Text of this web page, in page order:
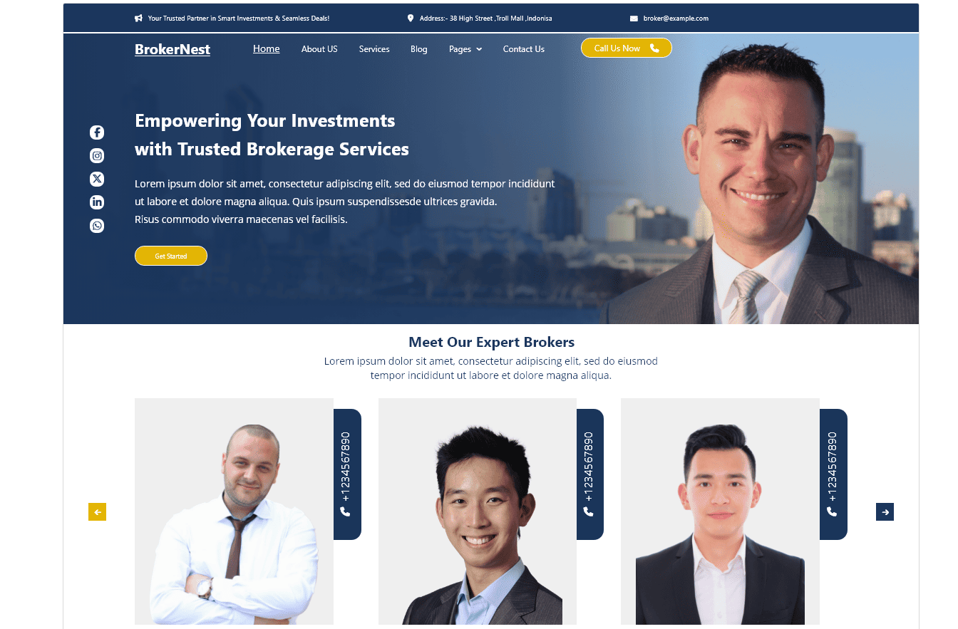
PreviewDownload
Version
সর্বশেষ হালনাগাদ
সক্রিয় ইনস্টলেশনসমূহ
ওয়ার্ডপ্রেস সংস্করণ
পিএইচপি সংস্করণ